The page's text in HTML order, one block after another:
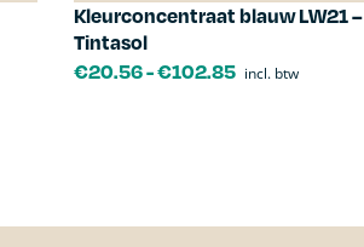
Kleurconcentraat blauw LW21 –
Tintasol
€20.56-€102.85 incl. btw